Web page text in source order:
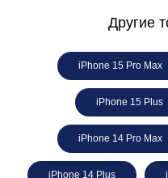
Другие
iPhone 15 Pro Max
iPhone 15 Plus
iPhone 14 Pro Max
iPhone 14 Plus